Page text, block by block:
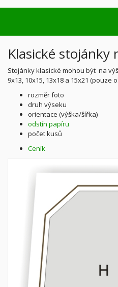
Klasické stojánky
Stojánky klasické mohou být na
9x13, 10x15, 13x18 a 15x21
rozměr foto
druh výseku
orientace (výška/šířka)
odstín papíru
počet kusů
Ceník